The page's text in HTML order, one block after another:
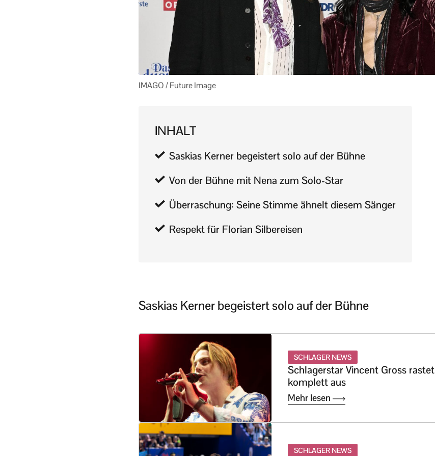
IMAGO / Future Image
INHALT
Saskias Kerner begeistert solo auf der Bühne
Von der Bühne mit Nena zum Solo-Star
Überraschung: Seine Stimme ähnelt diesem Sänger
Respekt für Florian Silbereisen
Saskias Kerner begeistert solo auf der Bühne
SCHLAGER NEWS
Schlagerstar Vincent Gross rastet
komplett aus
Mehr lesen
SCHLAGER NEWS